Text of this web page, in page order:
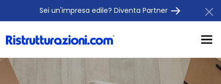
Sei un'impresa edile? Diventa Partner